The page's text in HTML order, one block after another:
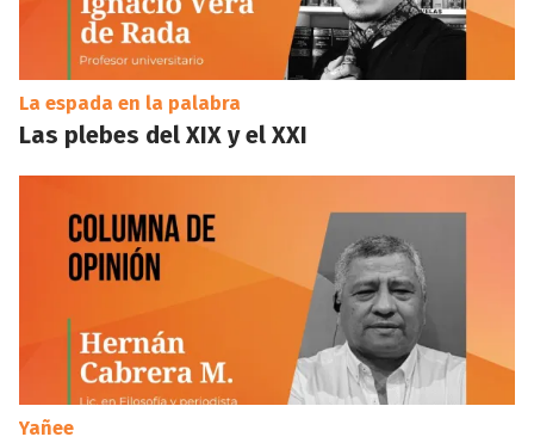
La espada en la palabra
Las plebes del XIX y el XXI
Yañee